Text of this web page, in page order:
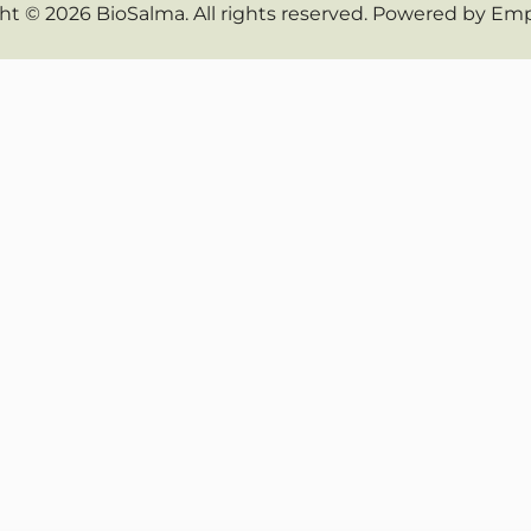
© 2026 BioSalma. All rights reserved. Powered by